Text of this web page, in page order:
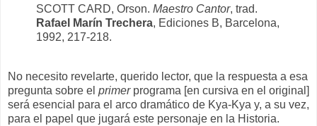
SCOTT CARD, Orson. Maestro Cantor, trad.
Rafael Marín Trechera, Ediciones B, Barcelona,
1992, 217-218.
No necesito revelarte, querido lector, que la respuesta a esa
pregunta sobre el primer programa [en cursiva en el original]
será esencial para el arco dramático de Kya-Kya y, a su vez,
para el papel que jugará este personaje en la Historia.